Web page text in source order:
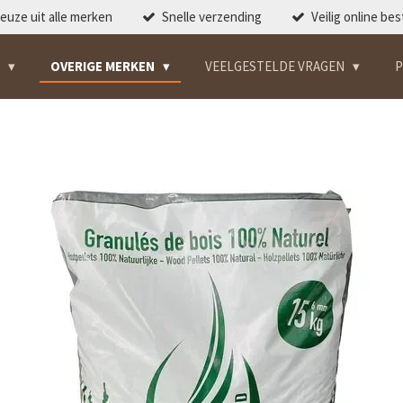
uit alle merken Snelle verzending Veilig online
OVERIGE MERKEN VEELGESTELDE VRAGEN